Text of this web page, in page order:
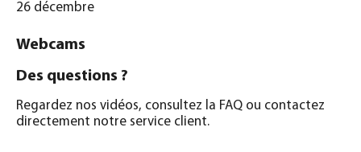
26 décembre
Webcams
Des questions ?
Regardez nos vidéos, consultez la FAQ ou contactez
directement notre service client.